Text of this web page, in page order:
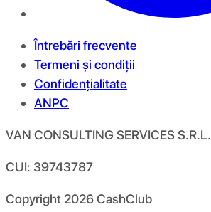
Întrebări frecvente
Termeni și condiții
Confidențialitate
ANPC
VAN CONSULTING SERVICES S.R.L.
CUI: 39743787
Copyright 2026CashClub